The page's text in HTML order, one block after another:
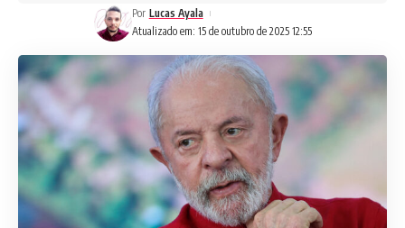
Atualizado em: 15 de outubro de 2025 12:55
Por Lucas Ayala